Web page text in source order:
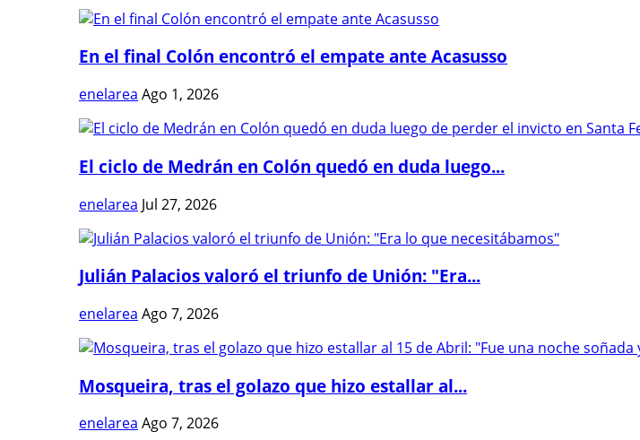
En el final Colón encontró el empate ante Acasusso
enelarea Ago 1, 2026
El ciclo de Medrán en Colón quedó en duda luego...
enelarea Jul 27, 2026
Julián Palacios valoró el triunfo de Unión: "Era...
enelarea Ago 7, 2026
Mosqueira, tras el golazo que hizo estallar al...
enelarea Ago 7, 2026